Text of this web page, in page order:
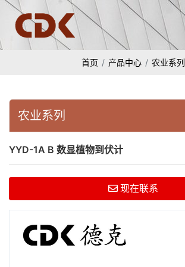
首页 产品中心 农业系列
农业系列
YYD-1A B 数显植物到伏计
现在联系